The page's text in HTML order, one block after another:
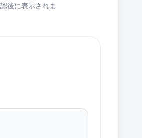
後に表示されま